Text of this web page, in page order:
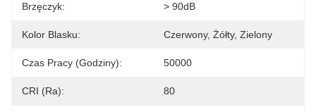
Brzęczyk: > 90dB
Kolor Blasku: Czerwony, Żółty, Zielony
Czas Pracy (godziny): 50000
CRI (Ra): 80